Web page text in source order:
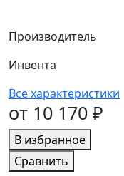
Производитель
Инвента
Все характеристики
от 10 170 ₽
В избранное
Сравнить